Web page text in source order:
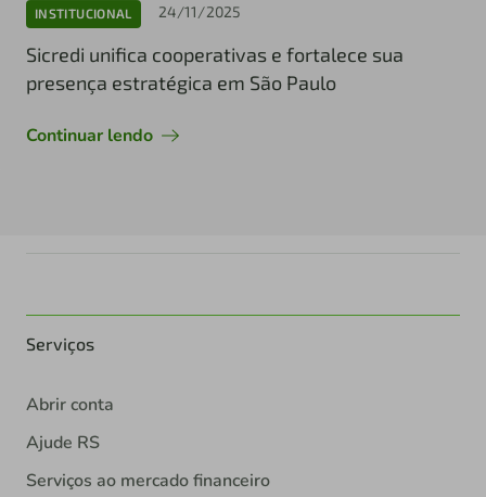
INSTITUCIONAL 24/11/2025
Sicredi unifica cooperativas e fortalece sua
presença estratégica em São Paulo
Continuar lendo
Serviços
Abrir conta
Ajude RS
Serviços ao mercado financeiro